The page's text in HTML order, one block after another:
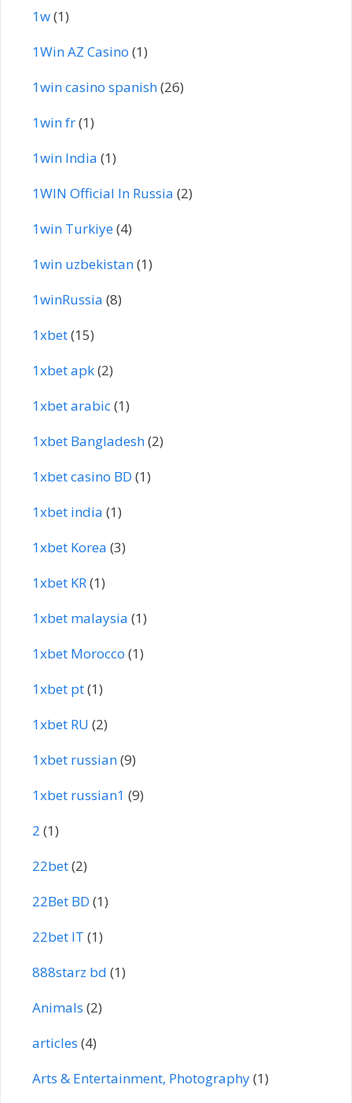
1w(1)
1Win AZ Casino (1)
1win casino spanish(26)
1win fr(1)
1win India (1)
1WIN Official In Russia (2)
1win Turkiye(4)
1win uzbekistan(1)
1winRussia (8)
1xbet(15)
1xbet apk(2)
1xbet arabic(1)
1xbet Bangladesh(2)
1xbet casino BD (1)
1xbet india (1)
1xbet Korea (3)
1xbet KR(1)
1xbet malaysia (1)
1xbet Morocco (1)
1xbet pt(1)
1xbet RU (2)
1xbet russian(9)
1xbet russian1 (9)
2 (1)
22bet(2)
22Bet BD (1)
22bet IT (1)
888starz bd (1)
Animals (2)
articles (4)
Arts & Entertainment, Photography(1)